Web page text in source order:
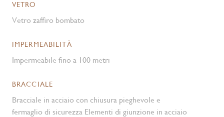
VETRO
Vetro zaffiro bombato
IMPERMEABILITÀ
Impermeabile fino a 100 metri
BRACCIALE
Bracciale in acciaio con chiusura pieghevole e
fermaglio di sicurezza Elementi di giunzione in acciaio